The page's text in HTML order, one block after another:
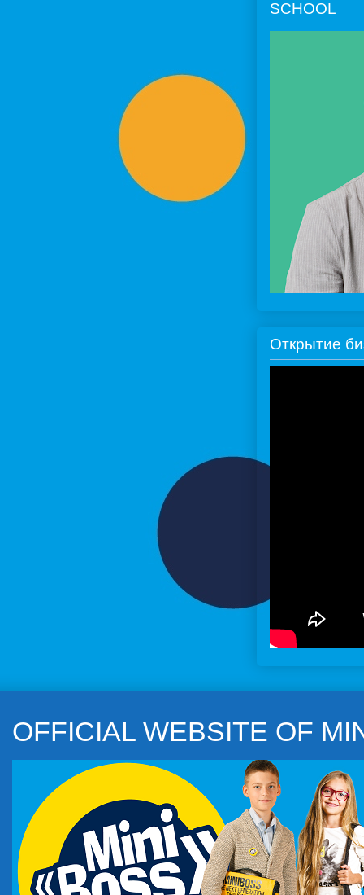
SCHOOL
Открытие
OFFICIAL WEBSITE OF